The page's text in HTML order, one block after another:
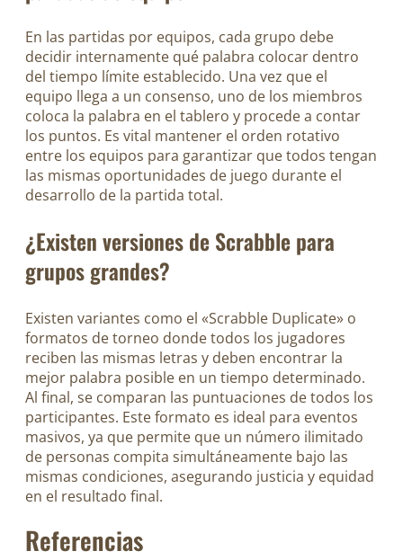
En las partidas por equipos, cada grupo debe
decidir internamente qué palabra colocar dentro
del tiempo límite establecido. Una vez que el
equipo llega a un consenso, uno de los miembros
coloca la palabra en el tablero y procede a contar
los puntos. Es vital mantener el orden rotativo
entre los equipos para garantizar que todos tengan
las mismas oportunidades de juego durante el
desarrollo de la partida total.
¿Existen versiones de Scrabble para
grupos grandes?
Existen variantes como el «Scrabble Duplicate» o
formatos de torneo donde todos los jugadores
reciben las mismas letras y deben encontrar la
mejor palabra posible en un tiempo determinado.
Al final, se comparan las puntuaciones de todos los
participantes. Este formato es ideal para eventos
masivos, ya que permite que un número ilimitado
de personas compita simultáneamente bajo las
mismas condiciones, asegurando justicia y equidad
en el resultado final.
Referencias